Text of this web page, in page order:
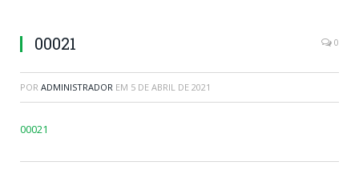
00021 0
POR ADMINISTRADOR EM 5 DE ABRIL DE 2021
00021